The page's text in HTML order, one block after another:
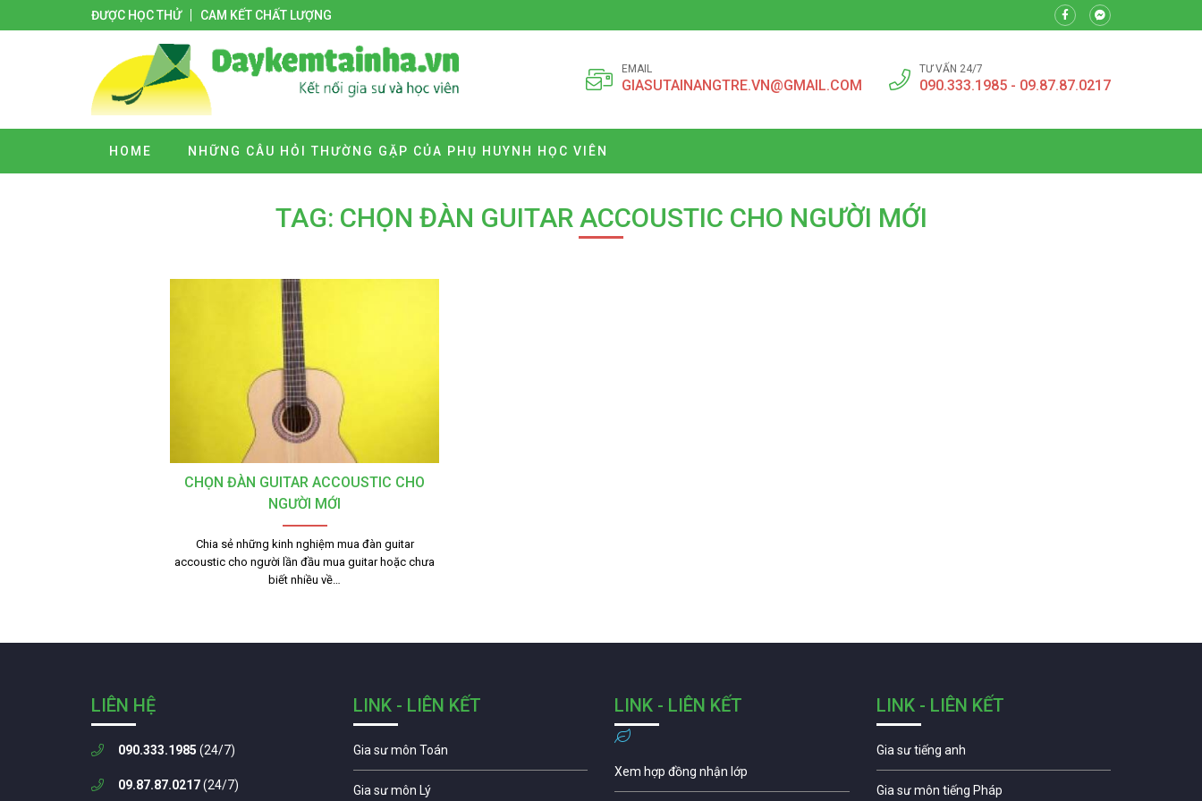
ĐƯỢC HỌC THỬ CAM KẾT CHẤT LƯỢNG
EMAIL
GIASUTAINANGTRE.VN@GMAIL.COM
TƯ VẤN 24/7
090.333.1985 - 09.87.87.0217
HOME NHỮNG CÂU HỎI THƯỜNG GẶP CỦA PHỤ HUYNH HỌC VIÊN
TAG: CHỌN ĐÀN GUITAR ACCOUSTIC CHO NGƯỜI MỚI
CHỌN ĐÀN GUITAR ACCOUSTIC CHO
NGƯỜI MỚI
Chia sẻ những kinh nghiệm mua đàn guitar
accoustic cho người lần đầu mua guitar hoặc chưa
biết nhiều về…
LIÊN HỆ
090.333.1985 (24/7)
09.87.87.0217(24/7)
LINK - LIÊN KẾT
Gia sư môn Toán
Gia sư môn Lý
LINK - LIÊN KẾT
Xem hợp đồng nhận lớp
LINK - LIÊN KẾT
Gia sư tiếng anh
Gia sư môn tiếng Pháp